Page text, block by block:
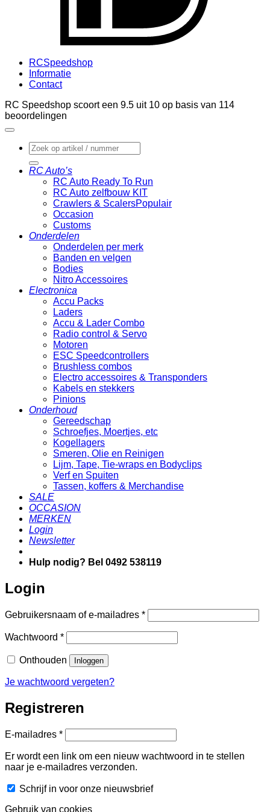
RCSpeedshop
Informatie
Contact
RC Speedshop scoort een 9.5 uit 10 op basis van 114
beoordelingen
Zoeken
naar:
RC Auto’s
RC Auto Ready To Run
RC Auto zelfbouw KIT
Crawlers & Scalers
Occasion
Customs
Onderdelen
Onderdelen per merk
Banden en velgen
Bodies
Nitro Accessoires
Electronica
Accu Packs
Laders
Accu & Lader Combo
Radio control & Servo
Motoren
ESC Speedcontrollers
Brushless combos
Electro accessoires & Transponders
Kabels en stekkers
Pinions
Onderhoud
Gereedschap
Schroefjes, Moertjes, etc
Kogellagers
Smeren, Olie en Reinigen
Lijm, Tape, Tie-wraps en Bodyclips
Verf en Spuiten
Tassen, koffers & Merchandise
SALE
OCCASION
MERKEN
Login
Newsletter
Hulp nodig? Bel 0492 538119
Login
Gebruikersnaam of e-mailadres *Vereist
Wachtwoord *Vereist
Onthouden Inloggen
Je wachtwoord vergeten?
Registreren
E-mailadres *Vereist
Er wordt een link om een nieuw wachtwoord in te stellen
naar je e-mailadres verzonden.
Schrijf in voor onze nieuwsbrief
Gebruik van cookies